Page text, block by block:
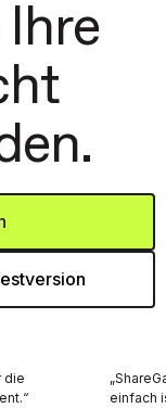
Ihre
die
einfach